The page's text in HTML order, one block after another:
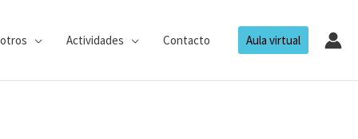
Actividades Contacto Aula virtual